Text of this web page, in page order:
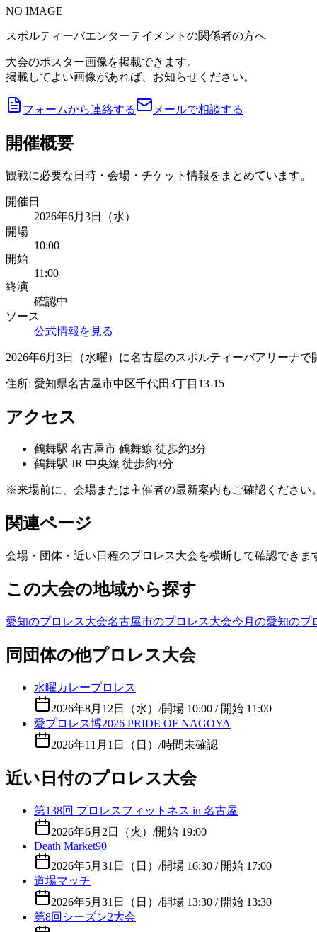
NO IMAGE
スポルティーバエンターテイメントの関係者の方へ
大会のポスター画像を掲載できます。
掲載してよい画像があれば、お知らせください。
フォームから連絡する メールで相談する
開催概要
観戦に必要な日時・会場・チケット情報をまとめています。
開催日
2026年6月3日（水）
開場
10:00
開始
11:00
終演
確認中
ソース
公式情報を見る
2026年6月3日（水曜）に名古屋のスポルティーバアリーナ
住所: 愛知県名古屋市中区千代田3丁目13-15
アクセス
鶴舞駅 名古屋市 鶴舞線 徒歩約3分
鶴舞駅 JR 中央線 徒歩約3分
※来場前に、会場または主催者の最新案内もご確認ください。
関連ページ
会場・団体・近い日程のプロレス大会を横断して確認できま
この大会の地域から探す
愛知のプロレス大会名古屋市のプロレス大会今月の愛知のプ
同団体の他プロレス大会
水曜カレープロレス
2026年8月12日（水） /開場 10:00 / 開始 11:00
愛プロレス博2026 PRIDE OF NAGOYA
2026年11月1日（日） /時間未確認
近い日付のプロレス大会
第138回 プロレスフィットネス in 名古屋
2026年6月2日（火） /開始 19:00
Death Market90
2026年5月31日（日） /開場 16:30 / 開始 17:00
道場マッチ
2026年5月31日（日） /開場 13:30 / 開始 13:30
第8回シーズン2大会